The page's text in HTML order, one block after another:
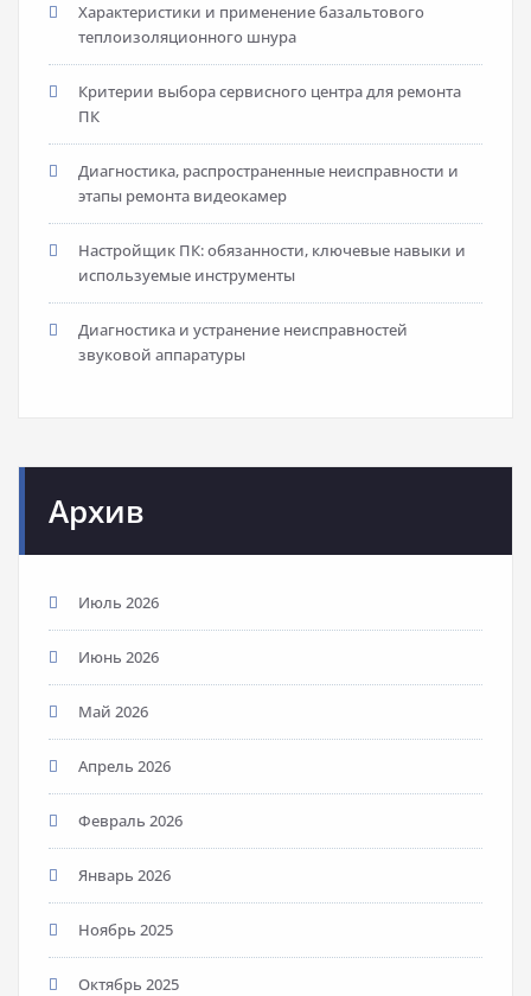
Характеристики и применение базальтового
теплоизоляционного шнура
Критерии выбора сервисного центра для ремонта
ПК
Диагностика, распространенные неисправности и
этапы ремонта видеокамер
Настройщик ПК: обязанности, ключевые навыки и
используемые инструменты
Диагностика и устранение неисправностей
звуковой аппаратуры
Архив
Июль 2026
Июнь 2026
Май 2026
Апрель 2026
Февраль 2026
Январь 2026
Ноябрь 2025
Октябрь 2025